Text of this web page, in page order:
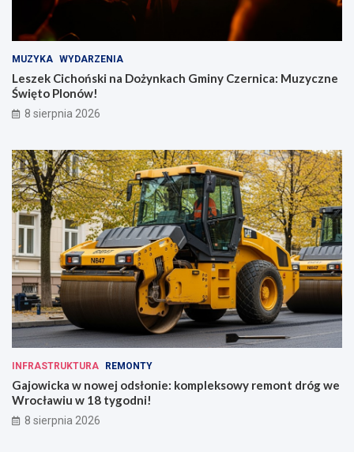
MUZYKA WYDARZENIA
Leszek Cichoński na Dożynkach Gminy Czernica: Muzyczne
Święto Plonów!
8 sierpnia 2026
INFRASTRUKTURA REMONTY
Gajowicka w nowej odsłonie: kompleksowy remont dróg we
Wrocławiu w 18 tygodni!
8 sierpnia 2026